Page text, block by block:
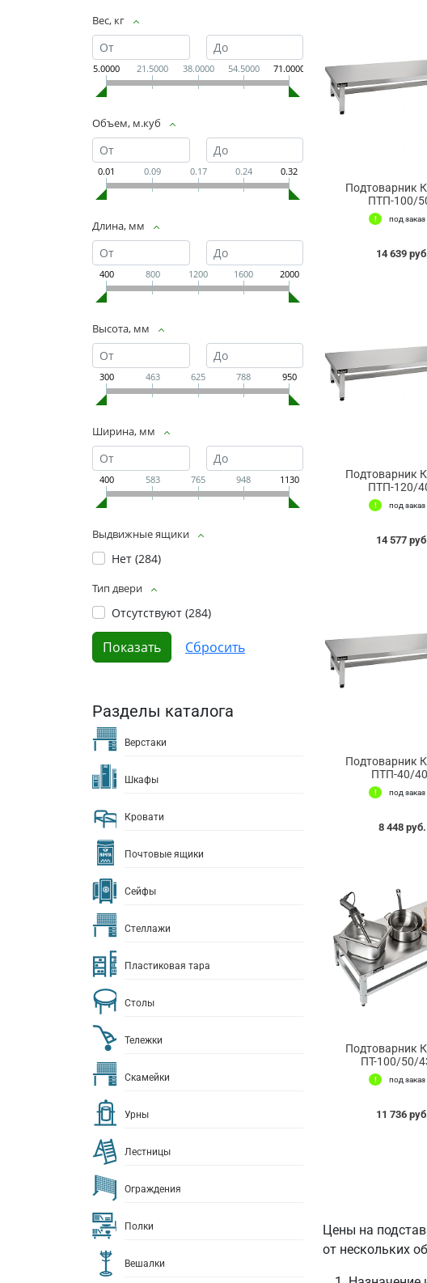
Вес, кг
5.0000 21.5000 38.0000 54.5000 71.0000
Объем, м.куб
0.01 0.09 0.17 0.24 0.32
Длина, мм
400 800 1200 1600 2000
Высота, мм
300 463 625 788 950
Ширина, мм
400 583 765 948 1130
Выдвижные ящики
Нет (284)
Тип двери
Отсутствуют (284)
Разделы каталога
Верстаки
Шкафы
Кровати
Почтовые ящики
Сейфы
Стеллажи
Пластиковая тара
Столы
Тележки
Скамейки
Урны
Лестницы
Ограждения
Полки
Вешалки
Подтоварник
ПТП-100/
под заказ
14 639
Подтоварник
ПТП-120/
под заказ
14 577
Подтоварник
ПТП-40/40
под заказ
8 448 руб.
Подтоварник
ПТ-100/50/
под заказ
11 736
Цены на
от нескольких